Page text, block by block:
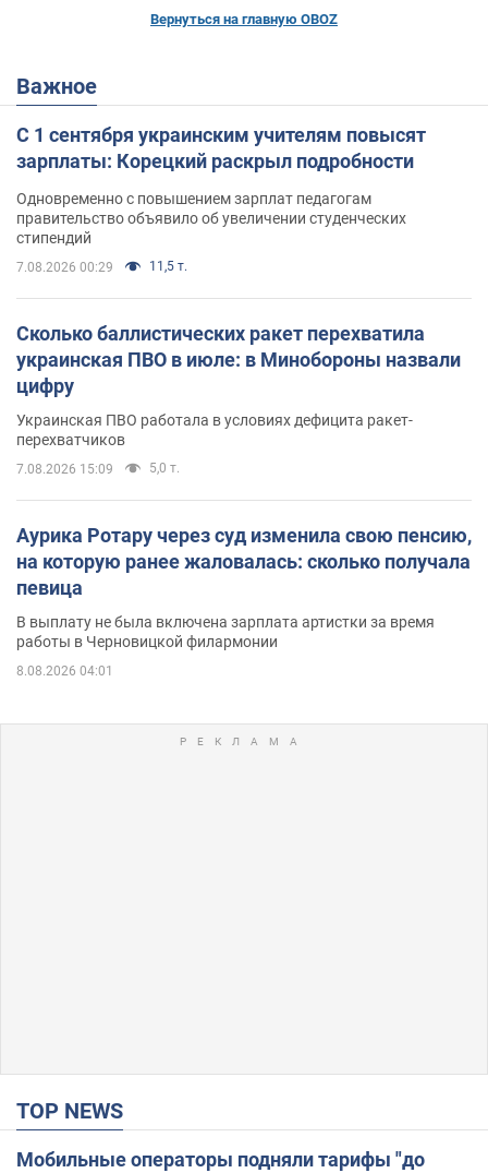
Вернуться на главную OBOZ
Важное
С 1 сентября украинским учителям повысят
зарплаты: Корецкий раскрыл подробности
Одновременно с повышением зарплат педагогам
правительство объявило об увеличении студенческих
стипендий
7.08.2026 00:29 11,5 т.
Сколько баллистических ракет перехватила
украинская ПВО в июле: в Минобороны назвали
цифру
Украинская ПВО работала в условиях дефицита ракет-
перехватчиков
7.08.2026 15:09 5,0 т.
Аурика Ротару через суд изменила свою пенсию,
на которую ранее жаловалась: сколько получала
певица
В выплату не была включена зарплата артистки за время
работы в Черновицкой филармонии
8.08.2026 04:01
TOP NEWS
Мобильные операторы подняли тарифы "до